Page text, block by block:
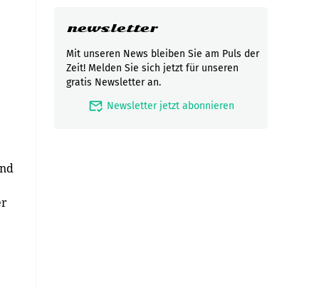
newsletter
Mit unseren News bleiben Sie am Puls der
Zeit! Melden Sie sich jetzt für unseren
gratis Newsletter an.
mark_email_read Newsletter jetzt abonnieren